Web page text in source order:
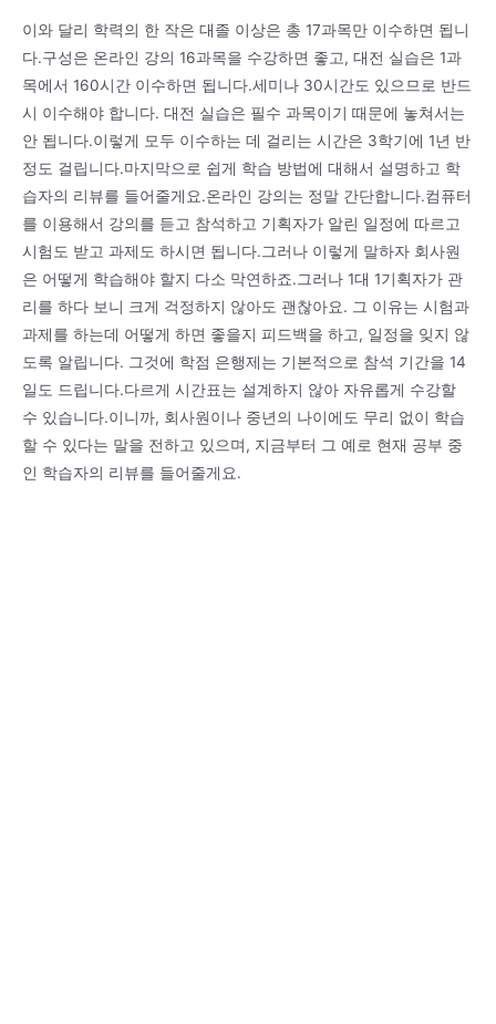
이와 달리 학력의 한 작은 대졸 이상은 총 17과목만 이수하면 됩니
다.구성은 온라인 강의 16과목을 수강하면 좋고, 대전 실습은 1과
목에서 160시간 이수하면 됩니다.세미나 30시간도 있으므로 반드
시 이수해야 합니다. 대전 실습은 필수 과목이기 때문에 놓쳐서는
안 됩니다.이렇게 모두 이수하는 데 걸리는 시간은 3학기에 1년 반
정도 걸립니다.마지막으로 쉽게 학습 방법에 대해서 설명하고 학
습자의 리뷰를 들어줄게요.온라인 강의는 정말 간단합니다.컴퓨터
를 이용해서 강의를 듣고 참석하고 기획자가 알린 일정에 따르고
시험도 받고 과제도 하시면 됩니다.그러나 이렇게 말하자 회사원
은 어떻게 학습해야 할지 다소 막연하죠.그러나 1대 1기획자가 관
리를 하다 보니 크게 걱정하지 않아도 괜찮아요. 그 이유는 시험과
과제를 하는데 어떻게 하면 좋을지 피드백을 하고, 일정을 잊지 않
도록 알립니다. 그것에 학점 은행제는 기본적으로 참석 기간을 14
일도 드립니다.다르게 시간표는 설계하지 않아 자유롭게 수강할
수 있습니다.이니까, 회사원이나 중년의 나이에도 무리 없이 학습
할 수 있다는 말을 전하고 있으며, 지금부터 그 예로 현재 공부 중
인 학습자의 리뷰를 들어줄게요.